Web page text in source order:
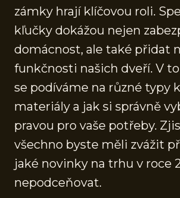
zámky hrají klíčovou roli.
kľučky dokážou nejen
domácnost, ale také přidat
funkčnosti našich dveří. V
se podíváme na různé typy
materiály a jak si správně
pravou pro vaše potřeby.
všechno byste měli zvážit
jaké novinky na trhu v roce
nepodceňovat.